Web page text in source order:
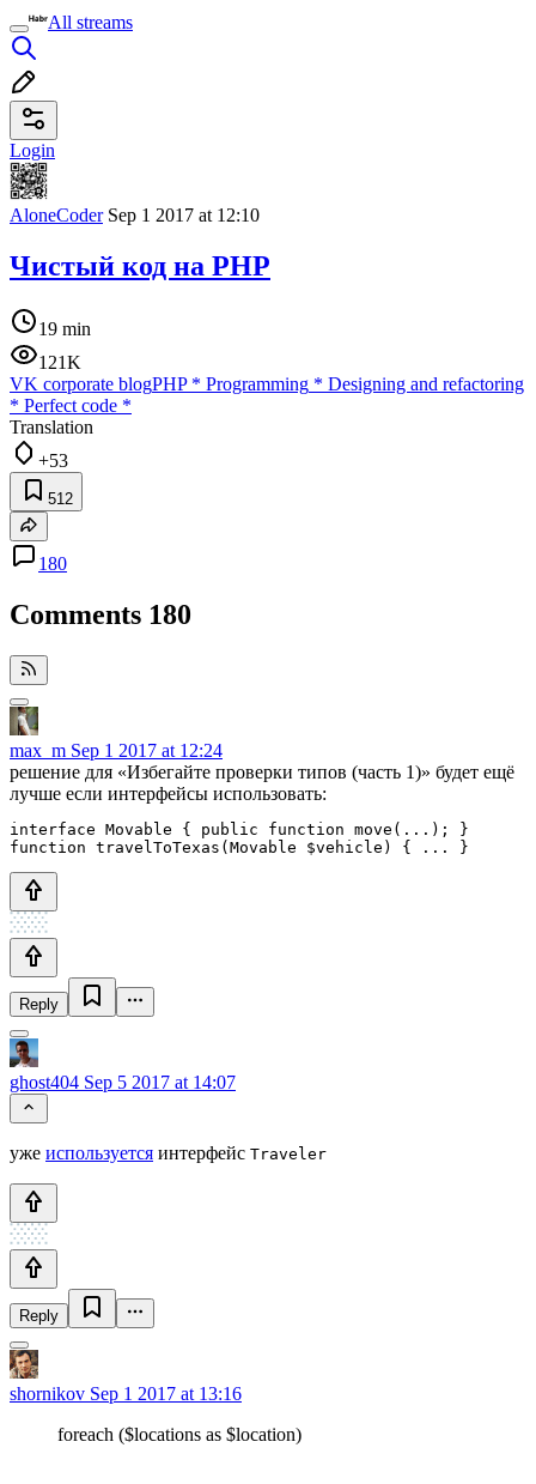
All streams
Login
AloneCoderSep 1 2017 at 12:10
Чистый код на PHP
19 min
121K
VK corporate blogPHP* Programming * Designing and refactoring
* Perfect code *
Translation
+53
512
180
Comments 180
max_m Sep 1 2017 at 12:24
решение для «Избегайте проверки типов (часть 1)» будет ещё
лучше если интерфейсы использовать:
interface Movable { public function move(...); }
Reply
ghost404 Sep 5 2017 at 14:07
уже используется интерфейс Traveler
Reply
shornikov Sep 1 2017 at 13:16
foreach ($locations as $location)